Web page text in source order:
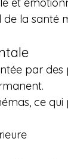
de la santé
par des
ce qui